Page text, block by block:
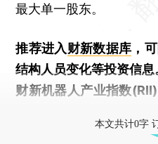
最大单一股东。
推荐进入财新数据库 ，
结构人员变化等投资信息
财新机器人产业指数(RII)
本文共计0字